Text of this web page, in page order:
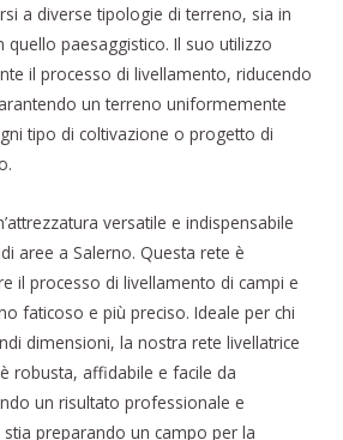
a diverse tipologie di terreno, sia in
quello paesaggistico. Il suo utilizzo
il processo di livellamento, riducendo
un terreno uniformemente
tipo di coltivazione o progetto di
versatile e indispensabile
aree a Salerno. Questa rete è
il processo di livellamento di campi e
faticoso e più preciso. Ideale per chi
dimensioni, la nostra rete livellatrice
robusta, affidabile e facile da
un risultato professionale e
preparando un campo per la